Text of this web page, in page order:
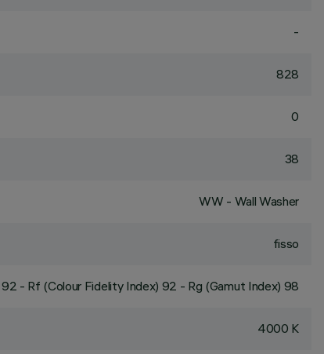
-
828
0
38
WW - Wall Washer
fisso
92 - Rf (Colour Fidelity Index) 92 - Rg (Gamut Index) 98
4000 K